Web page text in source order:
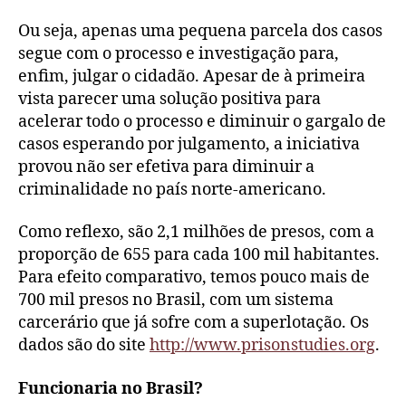
Ou seja, apenas uma pequena parcela dos casos
segue com o processo e investigação para,
enfim, julgar o cidadão. Apesar de à primeira
vista parecer uma solução positiva para
acelerar todo o processo e diminuir o gargalo de
casos esperando por julgamento, a iniciativa
provou não ser efetiva para diminuir a
criminalidade no país norte-americano.
Como reflexo, são 2,1 milhões de presos, com a
proporção de 655 para cada 100 mil habitantes.
Para efeito comparativo, temos pouco mais de
700 mil presos no Brasil, com um sistema
carcerário que já sofre com a superlotação. Os
dados são do site http://www.prisonstudies.org.
Funcionaria no Brasil?